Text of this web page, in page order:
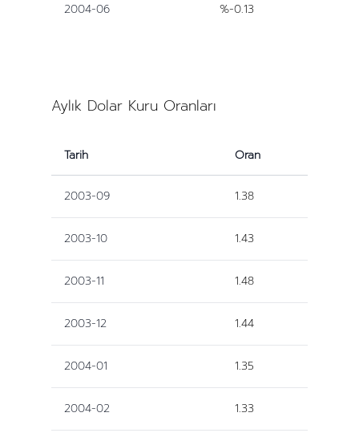
2004-06 %-0.13
Aylık Dolar Kuru Oranları
Tarih Oran
2003-09 1.38
2003-10 1.43
2003-11 1.48
2003-12 1.44
2004-01 1.35
2004-02 1.33